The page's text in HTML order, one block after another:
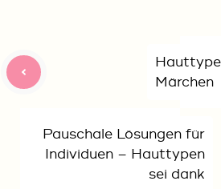
Märchen
Pauschale Lösungen für
Individuen – Hauttypen
sei dank